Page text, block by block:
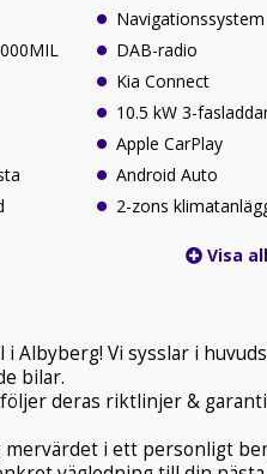
Navigationssystem
DAB-radio
Kia Connect
10.5 kW 3-
Apple CarPlay
Android Auto
2-zons
Visa
i Albyberg! Vi sysslar i
bilar.
deras riktlinjer &
mervärdet i ett personligt